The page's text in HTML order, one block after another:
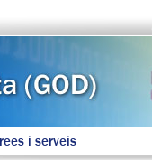
i serveis